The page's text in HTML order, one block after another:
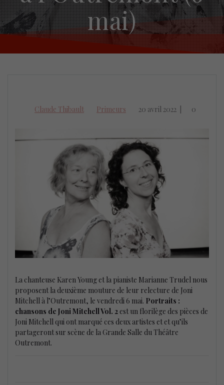
mai)
Claude Thibault Primeurs 20 avril 2022 0
La chanteuse Karen Young et la pianiste Marianne Trudel nous
proposent la deuxième mouture de leur relecture de Joni
Mitchell à l’Outremont, le vendredi 6 mai. Portraits :
chansons de Joni Mitchell Vol. 2 est un florilège des pièces de
Joni Mitchell qui ont marqué ces deux artistes et et qu’ils
partageront sur scène de la Grande Salle du Théâtre
Outremont.